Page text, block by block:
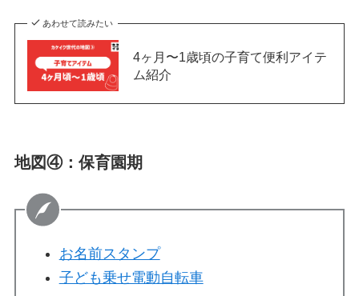
あわせて読みたい
4ヶ月〜1歳頃の子育て便利アイテ
ム紹介
地図④：保育園期
お名前スタンプ
子ども乗せ電動自転車